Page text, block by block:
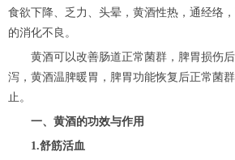
食欲下降、乏力、头晕，黄酒性热，通经络
的消化不良。
黄酒可以改善肠道正常菌群，脾胃损伤后
泻，黄酒温脾暖胃，脾胃功能恢复后正常菌
止。
一、黄酒的功效与作用
1.舒筋活血